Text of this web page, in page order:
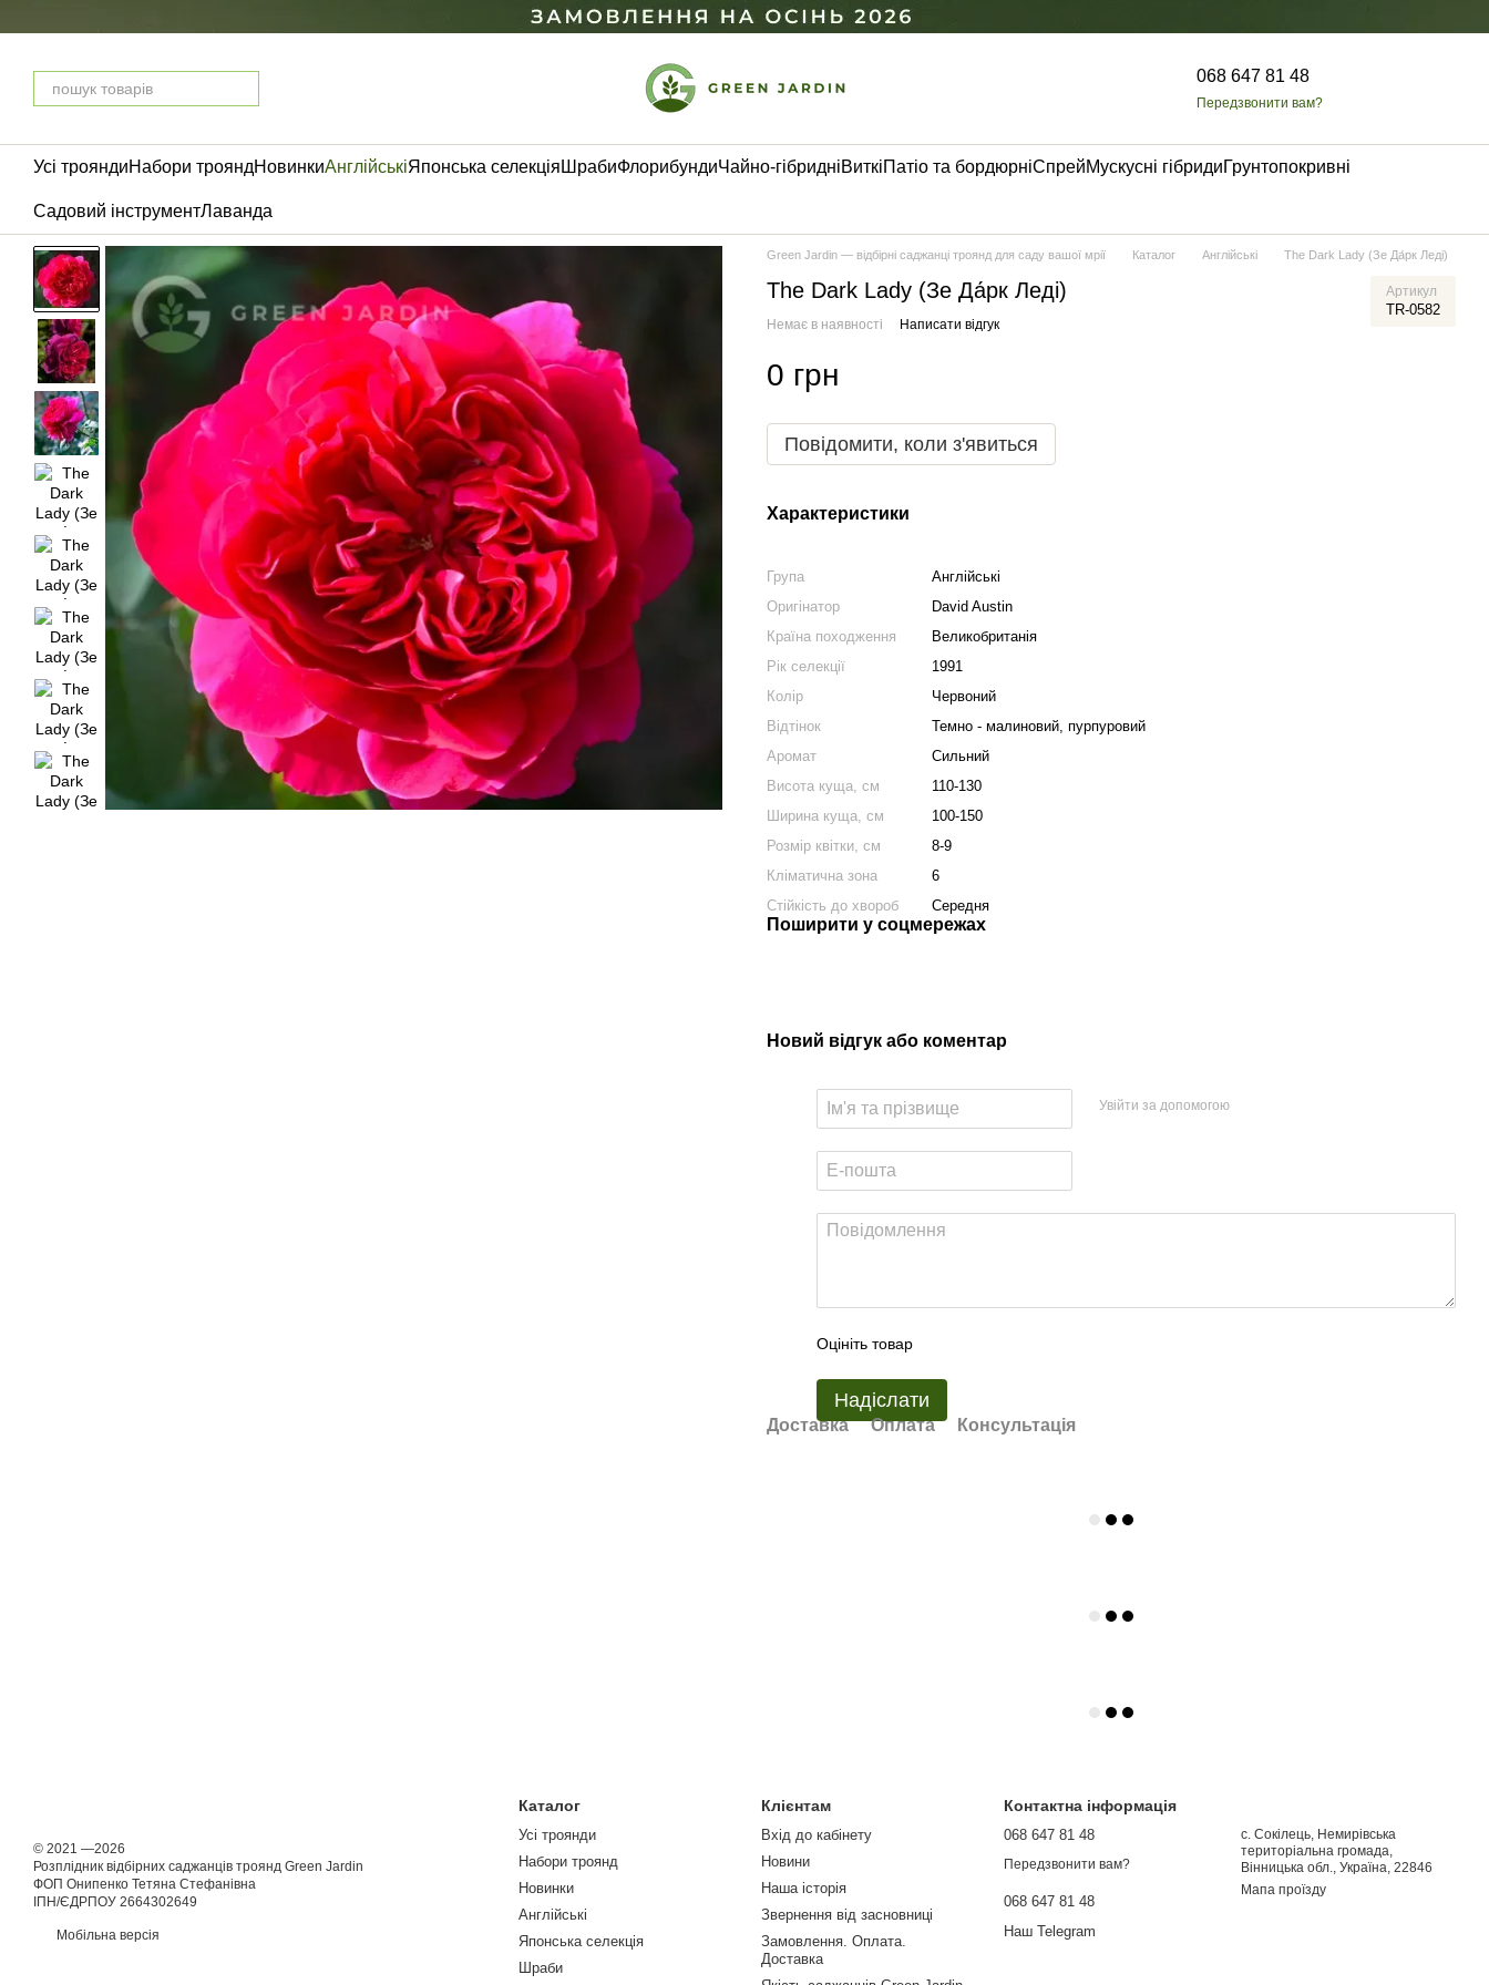
068 647 81 48
Передзвонити вам?
Усі трояндиНабори трояндНовинкиАнглійськіЯпонська селекція ШрабиФлорибундиЧайно-гібридніВиткіПатіо та бордюрніСпрейМускусні гібридиГрунтопокривні
Садовий інструментЛаванда
Green Jardin — відбірні саджанці троянд для саду вашої мрії Каталог Англійські The Dark Lady (Зе Да́рк Леді)
The Dark Lady (Зе Да́рк Леді) Артикул
TR-0582
Немає в наявності Написати відгук
0 грн
Повідомити, коли з'явиться
Характеристики
Група
Англійські
Оригінатор
David Austin
Країна походження
Великобританія
Рік селекції
1991
Колір
Червоний
Відтінок
Темно - малиновий, пурпуровий
Аромат
Сильний
Висота куща, см
110-130
Ширина куща, см
100-150
Розмір квітки, см
8-9
Кліматична зона
6
Стійкість до хвороб
Середня
Поширити у соцмережах
Новий відгук або коментар
Увійти за допомогою
Оцініть товар
Надіслати
Доставка Оплата Консультація
© 2021 —2026
Розплідник відбірних саджанців троянд Green Jardin
ФОП Онипенко Тетяна Стефанівна
ІПН/ЄДРПОУ 2664302649
Мобільна версія
Каталог
Усі троянди
Набори троянд
Новинки
Англійські
Японська селекція
Шраби
Клієнтам
Вхід до кабінету
Новини
Наша історія
Звернення від засновниці
Замовлення. Оплата.
Доставка
Контактна інформація
068 647 81 48
Передзвонити вам?
068 647 81 48
Наш Telegram
с. Сокілець, Немирівська
територіальна громада,
Вінницька обл., Україна, 22846
Мапа проїзду